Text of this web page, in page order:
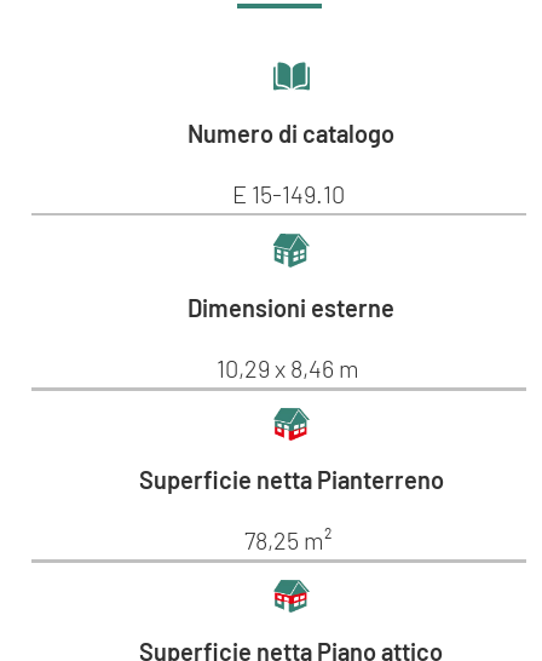
Numero di catalogo
E 15-149.10
Dimensioni esterne
10,29 x 8,46 m
Superficie netta Pianterreno
78,25 m²
Superficie netta Piano attico